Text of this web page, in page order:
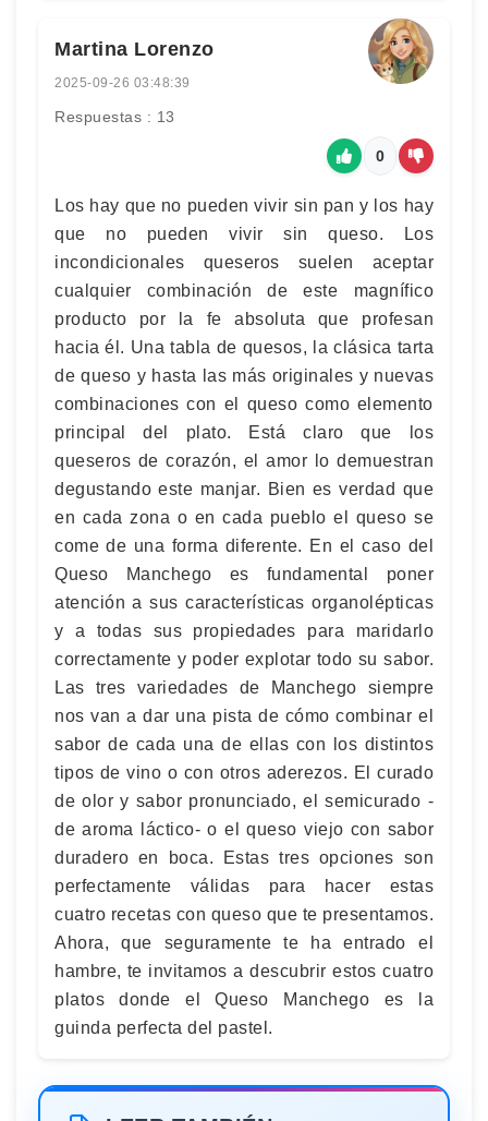
Martina Lorenzo
2025-09-26 03:48:39
Respuestas : 13
0
Los hay que no pueden vivir sin pan y los hay
que no pueden vivir sin queso. Los
incondicionales queseros suelen aceptar
cualquier combinación de este magnífico
producto por la fe absoluta que profesan
hacia él. Una tabla de quesos, la clásica tarta
de queso y hasta las más originales y nuevas
combinaciones con el queso como elemento
principal del plato. Está claro que los
queseros de corazón, el amor lo demuestran
degustando este manjar. Bien es verdad que
en cada zona o en cada pueblo el queso se
come de una forma diferente. En el caso del
Queso Manchego es fundamental poner
atención a sus características organolépticas
y a todas sus propiedades para maridarlo
correctamente y poder explotar todo su sabor.
Las tres variedades de Manchego siempre
nos van a dar una pista de cómo combinar el
sabor de cada una de ellas con los distintos
tipos de vino o con otros aderezos. El curado
de olor y sabor pronunciado, el semicurado -
de aroma láctico- o el queso viejo con sabor
duradero en boca. Estas tres opciones son
perfectamente válidas para hacer estas
cuatro recetas con queso que te presentamos.
Ahora, que seguramente te ha entrado el
hambre, te invitamos a descubrir estos cuatro
platos donde el Queso Manchego es la
guinda perfecta del pastel.